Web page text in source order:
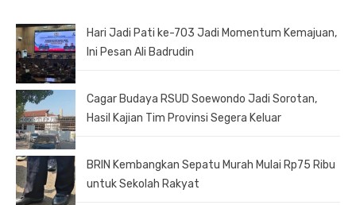
Hari Jadi Pati ke-703 Jadi Momentum Kemajuan,
Ini Pesan Ali Badrudin
Cagar Budaya RSUD Soewondo Jadi Sorotan,
Hasil Kajian Tim Provinsi Segera Keluar
BRIN Kembangkan Sepatu Murah Mulai Rp75 Ribu
untuk Sekolah Rakyat